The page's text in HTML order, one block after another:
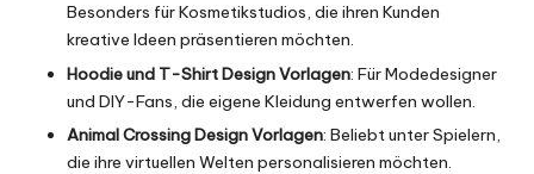
Besonders für Kosmetikstudios, die ihren Kunden
kreative Ideen präsentieren möchten.
Hoodie und T-Shirt Design Vorlagen: Für Modedesigner
und DIY-Fans, die eigene Kleidung entwerfen wollen.
Animal Crossing Design Vorlagen: Beliebt unter Spielern,
die ihre virtuellen Welten personalisieren möchten.